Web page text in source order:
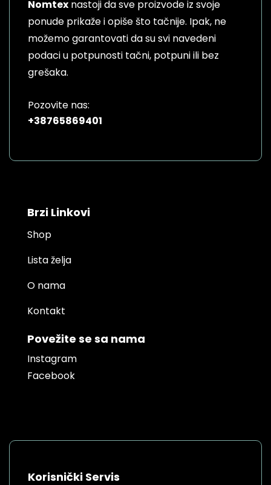
chosen
on
the
product
page
Nomtex nastoji da sve proizvode iz svoje
ponude prikaže i opiše što tačnije. Ipak, ne
možemo garantovati da su svi navedeni
podaci u potpunosti tačni, potpuni ili bez
grešaka.
Pozovite nas:
+38765869401
Brzi Linkovi
Shop
Lista želja
O nama
Kontakt
Povežite se sa nama
Instagram
Facebook
Korisnički Servis